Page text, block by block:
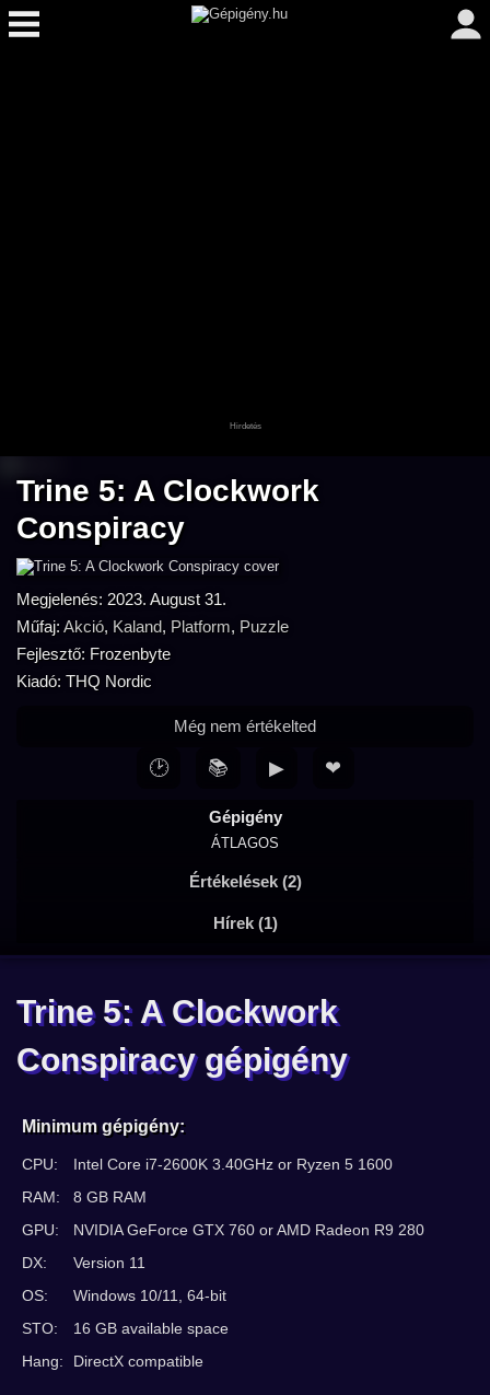
Trine 5: A Clockwork
Conspiracy
Megjelenés: 2023. August 31.
Műfaj: Akció, Kaland, Platform, Puzzle
Fejlesztő: Frozenbyte
Kiadó: THQ Nordic
Gépigény
ÁTLAGOS
Értékelések (2)
Hírek (1)
Még nem értékelted
🕑 📚 ▶ ❤
Trine 5: A Clockwork
Conspiracy gépigény
Minimum gépigény:
CPU:
Intel Core i7-2600K 3.40GHz or Ryzen 5 1600
RAM:
8 GB RAM
GPU:
NVIDIA GeForce GTX 760 or AMD Radeon R9 280
DX:
Version 11
OS:
Windows 10/11, 64-bit
STO:
16 GB available space
Hang:
DirectX compatible